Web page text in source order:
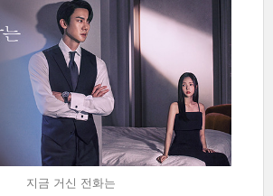
지금 거신 전화는